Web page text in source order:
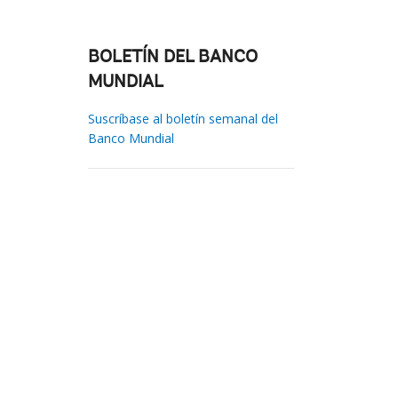
BOLETÍN DEL BANCO
MUNDIAL
Suscríbase al boletín semanal del
Banco Mundial